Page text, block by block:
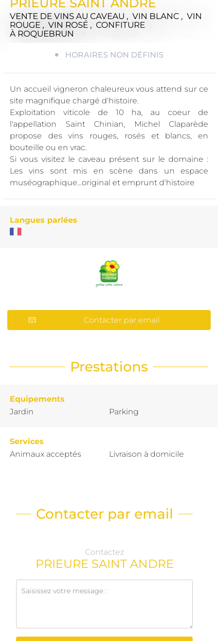
VENTE DE VINS AU CAVEAU , VIN BLANC , VIN
ROUGE , VIN ROSÉ , CONFITURE
À ROQUEBRUN
HORAIRES NON DÉFINIS
Un accueil vigneron chaleureux vous attend sur ce
site magnifique chargé d'histoire.
Exploitation viticole de 10 ha, au coeur de
l'appellation Saint Chinian, Michel Claparède
propose des vins rouges, rosés et blancs, en
bouteille ou en vrac.
Si vous visitez le caveau présent sur le domaine :
Les vins sont mis en scène dans un espace
muséographique...original et emprunt d'histoire
Langues parlées
Contacter par email
Prestations
Equipements
Jardin
Parking
Services
Animaux acceptés
Livraison à domicile
Contacter par email
Contactez
PRIEURE SAINT ANDRE